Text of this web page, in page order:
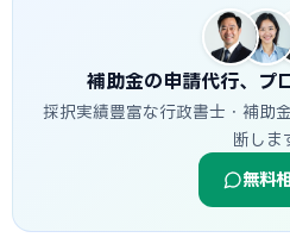
補助金の申請代行、プ
採択実績豊富な行政書士・補助
断しま
無料